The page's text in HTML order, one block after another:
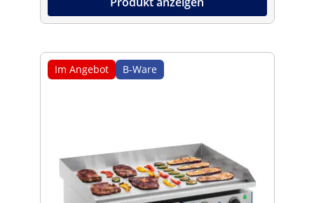
Im Angebot B-Ware